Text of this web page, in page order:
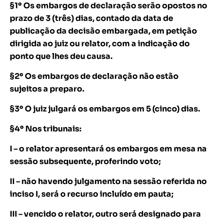
§1º Os embargos de declaração serão opostos no
prazo de 3 (três) dias, contado da data de
publicação da decisão embargada, em petição
dirigida ao juiz ou relator, com a indicação do
ponto que lhes deu causa.
§2º Os embargos de declaração não estão
sujeitos a preparo.
§3º O juiz julgará os embargos em 5 (cinco) dias.
§4º Nos tribunais:
I – o relator apresentará os embargos em mesa na
sessão subsequente, proferindo voto;
II – não havendo julgamento na sessão referida no
inciso I, será o recurso incluído em pauta;
III – vencido o relator, outro será designado para